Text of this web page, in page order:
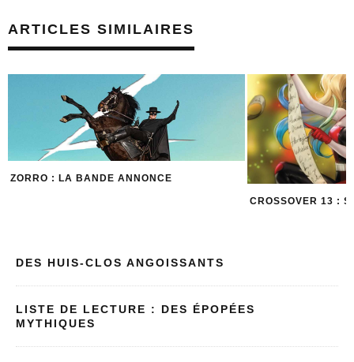
ARTICLES SIMILAIRES
DES HUIS-CLOS ANGOISSANTS
LISTE DE LECTURE : DES ÉPOPÉES
MYTHIQUES